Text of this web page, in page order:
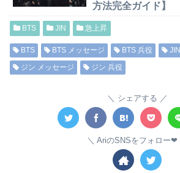
方法完全ガイド】
BTS JIN 急上昇
BTS BTS メッセージ BTS 兵役 JIN
ジン メッセージ
ジン 兵役
シェアする
AriのSNSをフォロー❤︎